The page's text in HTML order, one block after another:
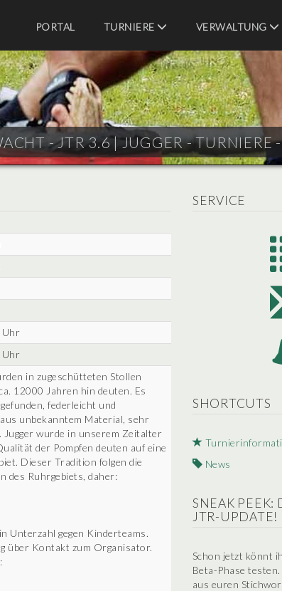
PORTAL
TURNIERE VERWALTUNG
- JTR 3.6 |JUGGER - TURNIERE
SERVICE
SHORTCUTS
News
SNEAK PEEK:
JTR-UPDATE!
Schon jetzt könnt
Beta-Phase
aus euren
Uhr
Uhr
in zugeschütteten Stollen
12000 Jahren hin deuten. Es
federleicht und
unbekanntem Material, sehr
Jugger wurde in unserem Zeitalter
der Pompfen deuten auf eine
Dieser Tradition folgen die
des Ruhrgebiets, daher:
Unterzahl gegen Kinderteams.
über Kontakt zum Organisator.